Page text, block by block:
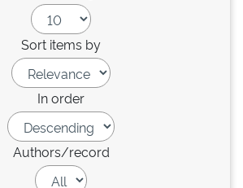
Sort items by
In order
Authors/record